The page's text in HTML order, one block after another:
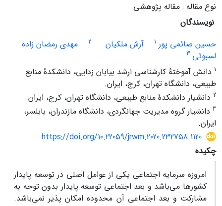
نوع مقاله : مقاله پژوهشی
نویسندگان
حسین صائمی پور 1 آرش ملکیان 2
مهدی رمضان زاده
لسبوئی 3
1 دانش آموختۀ کارشناسی ارشد بیابان زدایی، دانشکدۀ منابع
طبیعی، دانشگاه تهران، کرج، ایران.
2 دانشیار دانشکدۀ منابع طبیعی، دانشگاه تهران، کرج، ایران.
3 دانشیار گروه مدیریت جهانگردی، دانشگاه مازندران، بابلسر،
ایران.
https://doi.org/10.22059/jrwm.2020.232758.1120
چکیده
امروزه سرمایه اجتماعی یکی از عوامل اصلی در توسعه پایدار
کشورها می‌باشد و بعد اجتماعی توسعه پایدار بدون توجه به
مشارکت و بعد اجتماعی آن محدوده امکان پذیر نمی‌باشد.